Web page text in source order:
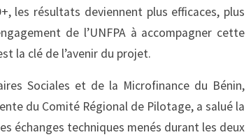
les résultats deviennent plus efficaces, plus
de l’UNFPA à accompagner cette
la clé de l’avenir du projet.
Sociales et de la Microfinance du Bénin,
du Comité Régional de Pilotage, a salué la
échanges techniques menés durant les deux